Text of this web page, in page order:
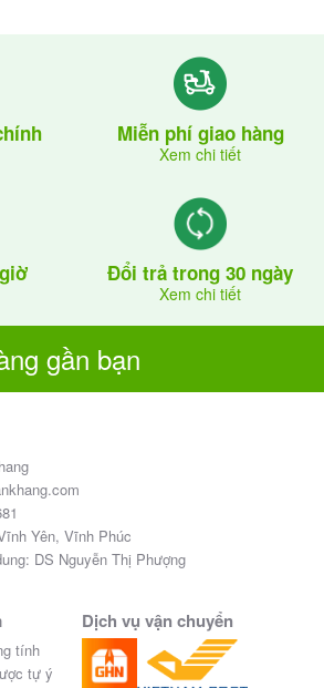
Miễn phí giao hàng
Xem chi tiết
Đổi trả trong 30 ngày
Xem chi tiết
gần bạn
Yên, Vĩnh Phúc
DS Nguyễn Thị Phượng
tính
tự ý
Dịch vụ vận chuyển